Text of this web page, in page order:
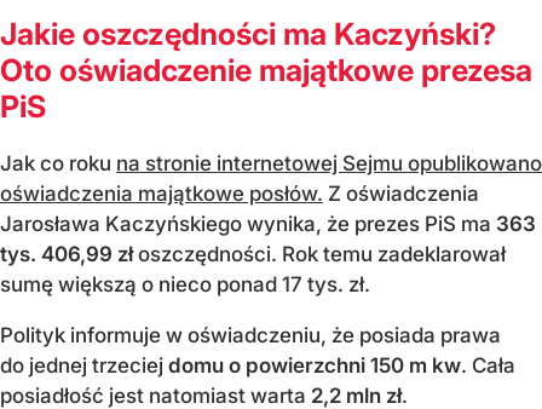
Jakie oszczędności ma Kaczyński?
Oto oświadczenie majątkowe prezesa
PiS
Jak co roku na stronie internetowej Sejmu opublikowano
oświadczenia majątkowe posłów. Z oświadczenia
Jarosława Kaczyńskiego wynika, że prezes PiS ma 363
tys. 406,99 złoszczędności. Rok temu zadeklarował
sumę większą o nieco ponad 17 tys. zł.
Polityk informuje w oświadczeniu, że posiada prawa
do jednej trzeciej domu o powierzchni 150 m kw. Cała
posiadłość jest natomiast warta 2,2 mln zł.